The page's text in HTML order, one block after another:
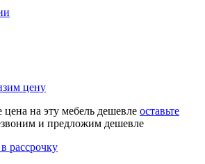
цену
на эту мебель дешевле оставьте
и предложим дешевле
рассрочку